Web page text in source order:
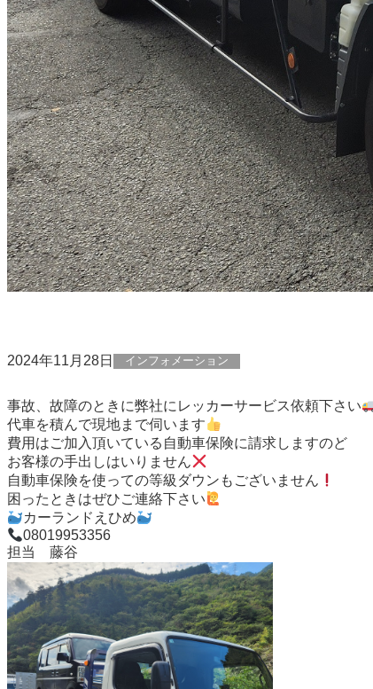
2024年11月28日 インフォメーション
事故、故障のときに弊社にレッカーサービス依頼下さい
代車を積んで現地まで伺います
費用はご加入頂いている自動車保険に請求しますのど
お客様の手出しはいりません
自動車保険を使っての等級ダウンもございません
困ったときはぜひご連絡下さい
カーランドえひめ
08019953356
担当 藤谷